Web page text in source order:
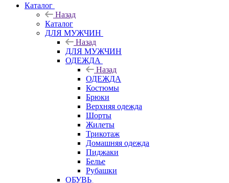
Каталог
Назад
Каталог
ДЛЯ МУЖЧИН
Назад
ДЛЯ МУЖЧИН
ОДЕЖДА
Назад
ОДЕЖДА
Костюмы
Брюки
Верхняя одежда
Шорты
Жилеты
Трикотаж
Домашняя одежда
Пиджаки
Белье
Рубашки
ОБУВЬ